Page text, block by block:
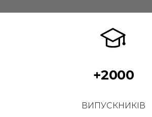
+2000
ВИПУСКНИКІВ